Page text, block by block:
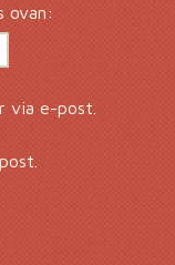
ovan:
via e-post.